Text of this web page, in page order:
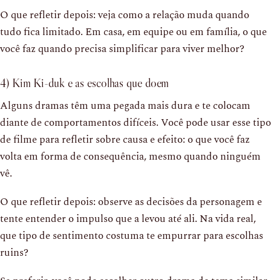
O que refletir depois: veja como a relação muda quando
tudo fica limitado. Em casa, em equipe ou em família, o que
você faz quando precisa simplificar para viver melhor?
4) Kim Ki-duk e as escolhas que doem
Alguns dramas têm uma pegada mais dura e te colocam
diante de comportamentos difíceis. Você pode usar esse tipo
de filme para refletir sobre causa e efeito: o que você faz
volta em forma de consequência, mesmo quando ninguém
vê.
O que refletir depois: observe as decisões da personagem e
tente entender o impulso que a levou até ali. Na vida real,
que tipo de sentimento costuma te empurrar para escolhas
ruins?